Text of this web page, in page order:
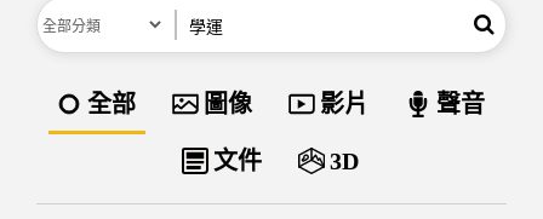
分類 搜尋
資料類型
全部 圖像 影片 聲音
文件 3D